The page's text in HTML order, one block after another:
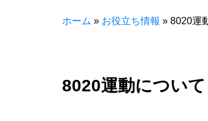
ホーム » お役立ち情報 » 8020運
8020運動について